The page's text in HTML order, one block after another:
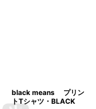
black means プリン
トTシャツ・BLACK